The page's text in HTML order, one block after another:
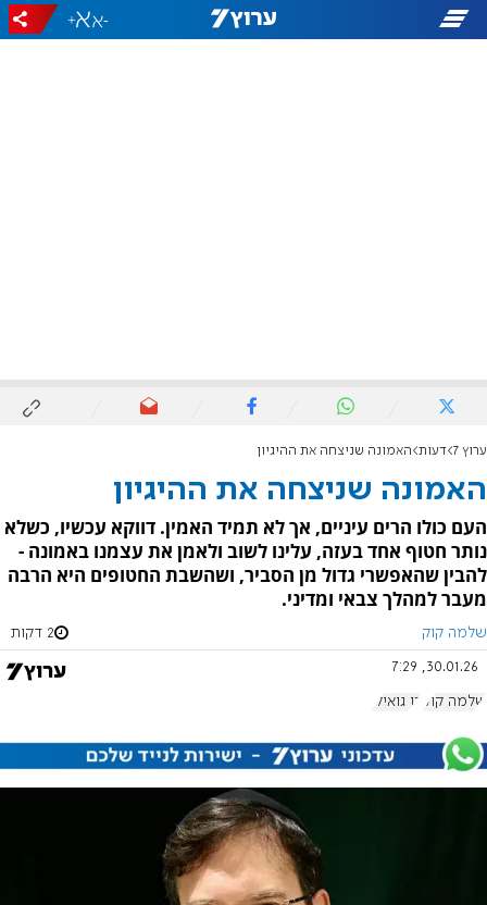
-
+
ערוץ 7 דעות האמונה שניצחה את ההיגיון
האמונה שניצחה את ההיגיון
העם כולו הרים עיניים, אך לא תמיד האמין. דווקא עכשיו, כשלא
נותר חטוף אחד בעזה, עלינו לשוב ולאמן את עצמנו באמונה -
להבין שהאפשרי גדול מן הסביר, ושהשבת החטופים היא הרבה
מעבר למהלך צבאי ומדיני.
שלמה קוק 2 דקות
30.01.26, 7:29
שלמה קוק רן גואילי